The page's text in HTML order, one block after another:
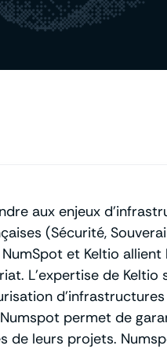
aux enjeux
(Sécurité,
et Keltio
L’expertise de Keltio
permet de
de leurs projets.